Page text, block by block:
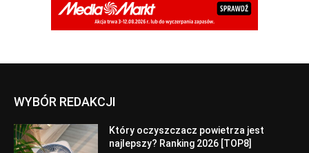
WYBÓR REDAKCJI
Który oczyszczacz powietrza jest
najlepszy? Ranking 2026 [TOP8]